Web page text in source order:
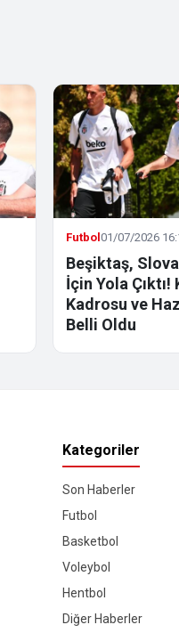
Futbol 01/07/2026
Beşiktaş,
İçin Yola Çıktı!
Kadrosu ve
Belli Oldu
Kategoriler
Son Haberler
Futbol
Basketbol
Voleybol
Hentbol
Diğer Haberler